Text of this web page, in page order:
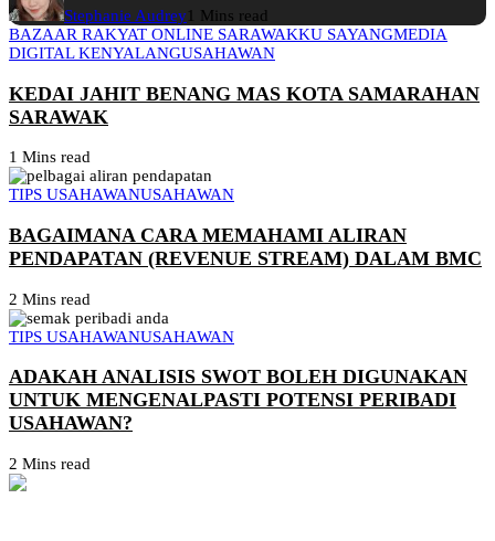
Stephanie Audrey1 Mins read
BAZAAR RAKYAT ONLINE SARAWAKKU SAYANGMEDIA
DIGITAL KENYALANGUSAHAWAN
KEDAI JAHIT BENANG MAS KOTA SAMARAHAN
SARAWAK
1 Mins read
TIPS USAHAWANUSAHAWAN
BAGAIMANA CARA MEMAHAMI ALIRAN
PENDAPATAN (REVENUE STREAM) DALAM BMC
2 Mins read
TIPS USAHAWANUSAHAWAN
ADAKAH ANALISIS SWOT BOLEH DIGUNAKAN
UNTUK MENGENALPASTI POTENSI PERIBADI
USAHAWAN?
2 Mins read